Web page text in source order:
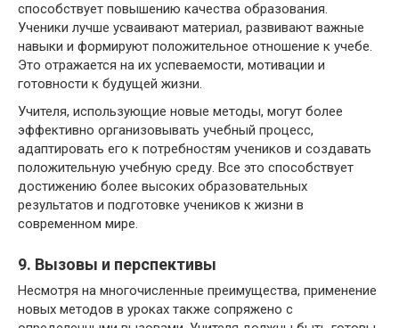
способствует повышению качества образования.
Ученики лучше усваивают материал, развивают важные
навыки и формируют положительное отношение к учебе.
Это отражается на их успеваемости, мотивации и
готовности к будущей жизни.
Учителя, использующие новые методы, могут более
эффективно организовывать учебный процесс,
адаптировать его к потребностям учеников и создавать
положительную учебную среду. Все это способствует
достижению более высоких образовательных
результатов и подготовке учеников к жизни в
современном мире.
9. Вызовы и перспективы
Несмотря на многочисленные преимущества, применение
новых методов в уроках также сопряжено с